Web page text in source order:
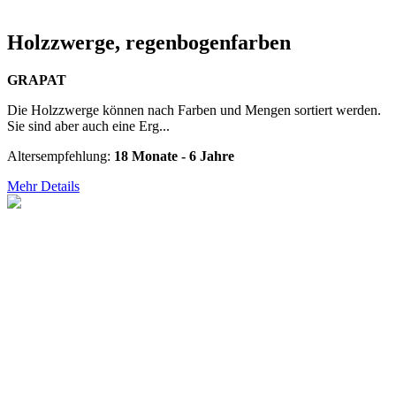
Holzzwerge, regenbogenfarben
GRAPAT
Die Holzzwerge können nach Farben und Mengen sortiert werden.
Sie sind aber auch eine Erg...
Altersempfehlung: 18 Monate - 6 Jahre
Mehr Details